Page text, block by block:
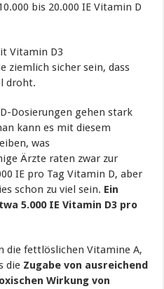
bis 20.000 IE Vitamin D
Vitamin D3
ziemlich sicher sein, dass
droht.
Dosierungen gehen stark
kann es mit diesem
was
Ärzte raten zwar zur
IE pro Tag Vitamin D, aber
schon zu viel sein. Ein
5.000 IE Vitamin D3 pro
die fettlöslichen Vitamine A,
die Zugabe von ausreichend
Wirkung von